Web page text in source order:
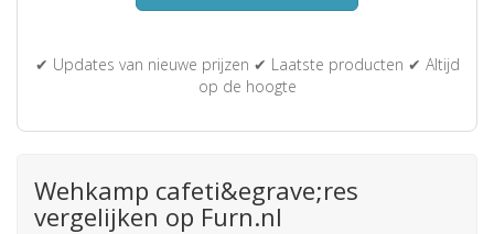
✔ Updates van nieuwe prijzen ✔ Laatste producten ✔ Altijd
op de hoogte
Wehkamp cafeti&egrave;res
vergelijken op Furn.nl